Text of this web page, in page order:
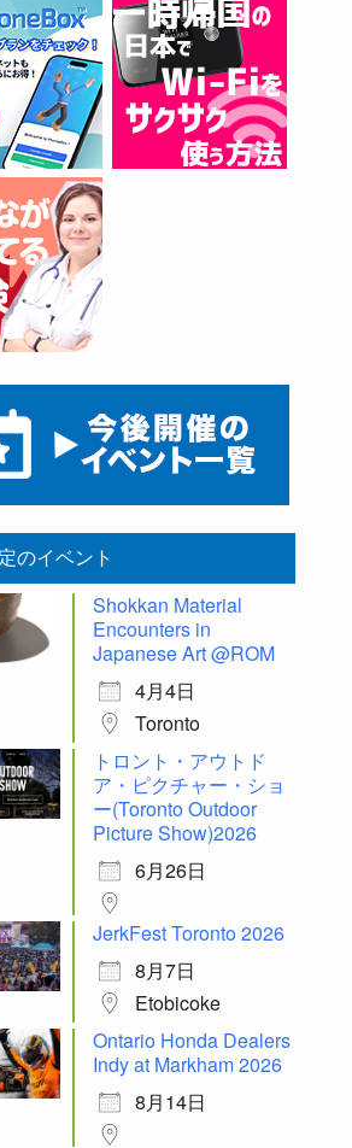
のイベント
Shokkan Material
Encounters in
Japanese Art @ROM
4月4日
Toronto
トロント・アウトド
ア・ピクチャー・ショ
ー(Toronto Outdoor
Picture Show)2026
6月26日
JerkFest Toronto 2026
8月7日
Etobicoke
Ontario Honda Dealers
Indy at Markham 2026
8月14日